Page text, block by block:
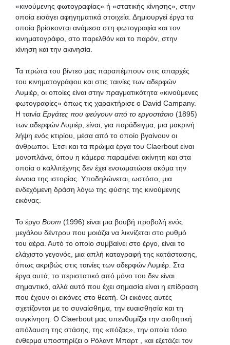
«κινούμενης φωτογραφίας» ή «στατικής κίνησης», στην
οποία εισάγει αφηγηματικά στοιχεία. Δημιουργεί έργα τα
οποία βρίσκονται ανάμεσα στη φωτογραφία και τον
κινηματογράφο, στο παρελθόν και το παρόν, στην
κίνηση και την ακινησία.
Τα πρώτα του βίντεο μας παραπέμπουν στις απαρχές
του κινηματογράφου και στις ταινίες των αδερφών
Λυμιέρ, οι οποίες είναι στην πραγματικότητα «κινούμενες
φωτογραφίες» όπως τις χαρακτήρισε ο David Campany.
Η ταινία Εργάτες που φεύγουν από το εργοστάσιο (1895)
των αδερφών Λυμιέρ, είναι, για παράδειγμα, μια μακρινή
λήψη ενός κτιρίου, μέσα από το οποίο βγαίνουν οι
άνθρωποι. Έτσι και τα πρώιμα έργα του Claerbout είναι
μονοπλάνα, όπου η κάμερα παραμένει ακίνητη και στα
οποία ο καλλιτέχνης δεν έχει ενσωματώσει ακόμα την
έννοια της ιστορίας. Υποδηλώνεται, ωστόσο, μια
ενδεχόμενη δράση λόγω της φύσης της κινούμενης
εικόνας.
Το έργο Boom (1996) είναι μια βουβή προβολή ενός
μεγάλου δέντρου που μοιάζει να λικνίζεται στο ρυθμό
του αέρα. Αυτό το οποίο συμβαίνει στο έργο, είναι το
ελάχιστο γεγονός, μια απλή καταγραφή της κατάστασης,
όπως ακριβώς στις ταινίες των αδερφών Λυμιέρ. Στα
έργα αυτά, το περιστατικό από μόνο του δεν είναι
σημαντικό, αλλά αυτό που έχει σημασία είναι η επίδραση
που έχουν οι εικόνες στο θεατή. Οι εικόνες αυτές
σχετίζονται με το συναίσθημα, την ευαισθησία και τη
συγκίνηση. Ο Claerbout μας υπενθυμίζει την αισθητική
απόλαυση της στάσης, της «πόζας», την οποία τόσο
ένθερμα υποστηρίζει ο Ρόλαντ Μπαρτ , και εξετάζει τον